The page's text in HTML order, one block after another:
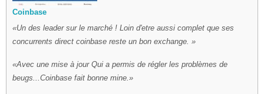
Coinbase
Un des leader sur le marché ! Loin d'etre aussi complet que ses
concurrents direct coinbase reste un bon exchange.
Avec une mise à jour Qui a permis de régler les problèmes de
beugs...Coinbase fait bonne mine.